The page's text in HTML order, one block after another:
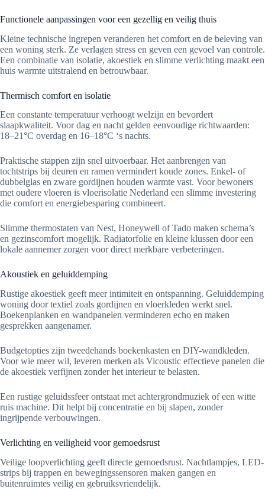
Functionele aanpassingen voor een gezellig en veilig thuis
Kleine technische ingrepen veranderen het comfort en de beleving van
een woning sterk. Ze verlagen stress en geven een gevoel van controle.
Een combinatie van isolatie, akoestiek en slimme verlichting maakt een
huis warmte uitstralend en betrouwbaar.
Thermisch comfort en isolatie
Een constante temperatuur verhoogt welzijn en bevordert
slaapkwaliteit. Voor dag en nacht gelden eenvoudige richtwaarden:
18–21°C overdag en 16–18°C ‘s nachts.
Praktische stappen zijn snel uitvoerbaar. Het aanbrengen van
tochtstrips bij deuren en ramen vermindert koude zones. Enkel- of
dubbelglas en zware gordijnen houden warmte vast. Voor bewoners
met oudere vloeren is vloerisolatie Nederland een slimme investering
die comfort en energiebesparing combineert.
Slimme thermostaten van Nest, Honeywell of Tado maken schema’s
en gezinscomfort mogelijk. Radiatorfolie en kleine klussen door een
lokale aannemer zorgen voor direct merkbare verbeteringen.
Akoustiek en geluiddemping
Rustige akoestiek geeft meer intimiteit en ontspanning. Geluiddemping
woning door textiel zoals gordijnen en vloerkleden werkt snel.
Boekenplanken en wandpanelen verminderen echo en maken
gesprekken aangenamer.
Budgetopties zijn tweedehands boekenkasten en DIY-wandkleden.
Voor wie meer wil, leveren merken als Vicoustic effectieve panelen die
de akoestiek verfijnen zonder het interieur te belasten.
Een rustige geluidssfeer ontstaat met achtergrondmuziek of een witte
ruis machine. Dit helpt bij concentratie en bij slapen, zonder
ingrijpende verbouwingen.
Verlichting en veiligheid voor gemoedsrust
Veilige loopverlichting geeft directe gemoedsrust. Nachtlampjes, LED-
strips bij trappen en bewegingssensoren maken gangen en
buitenruimtes veilig en gebruiksvriendelijk.